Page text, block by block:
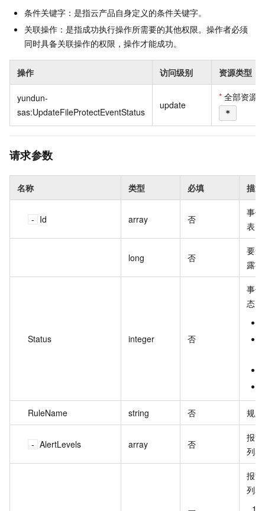
条件关键字：是指云产品自身定义的条件关键字。
关联操作：是指成功执行操作所需要的其他权限。操作者必须
同时具备关联操作的权限，操作才能成功。
操作 访问级别 资源类型
yundun-
sas:UpdateFileProtectEventStatus
update
* 全部资源
*
请求参数
名称 类型 必填 描述
Id array 否
事
表。
long 否
要
露
Status integer 否
事
态。
RuleName string 否 规
AlertLevels array 否
报
列
报
列